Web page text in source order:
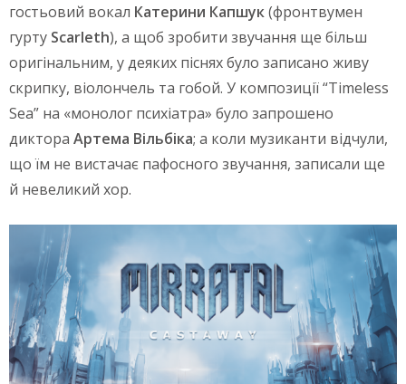
гостьовий вокал Катерини Капшук(фронтвумен
гурту Scarleth), а щоб зробити звучання ще більш
оригінальним, у деяких піснях було записано живу
скрипку, віолончель та гобой. У композиції “Timeless
Sea” на «монолог психіатра» було запрошено
диктора Артема Вільбіка; а коли музиканти відчули,
що їм не вистачає пафосного звучання, записали ще
й невеликий хор.